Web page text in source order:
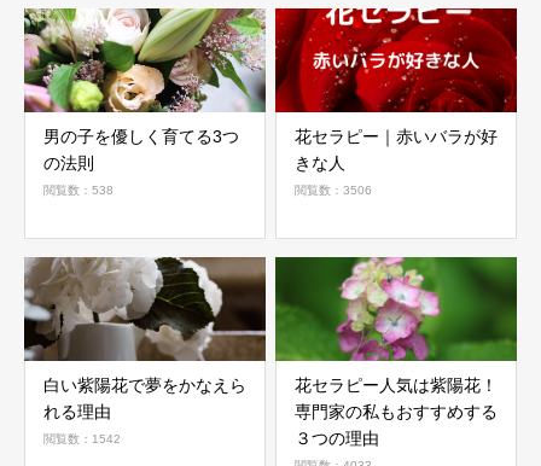
男の子を優しく育てる3つ
の法則
閲覧数：538
花セラピー｜赤いバラが好
きな人
閲覧数：3506
白い紫陽花で夢をかなえら
れる理由
閲覧数：1542
花セラピー人気は紫陽花！
専門家の私もおすすめする
３つの理由